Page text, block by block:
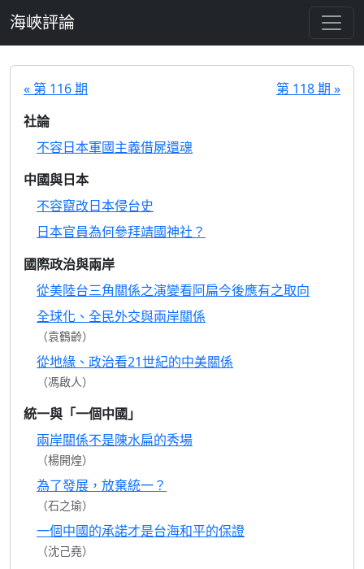
海峽評論
« 第 116 期
第 118 期 »
社論
不容日本軍國主義借屍還魂
中國與日本
不容竄改日本侵台史
日本官員為何參拜靖國神社？
國際政治與兩岸
從美陸台三角關係之演變看阿扁今後應有之取向
全球化、全民外交與兩岸關係
（袁鶴齡）
從地緣、政治看21世紀的中美關係
（馮啟人）
統一與「一個中國」
兩岸關係不是陳水扁的秀場
（楊開煌）
為了發展，放棄統一？
（石之瑜）
一個中國的承諾才是台海和平的保證
（沈己堯）